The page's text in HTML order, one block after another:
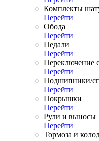
Комплекты
Перейти
Обода
Перейти
Педали
Перейти
Переключение
Перейти
Подшипники/
Перейти
Покрышки
Перейти
Рули и выносы
Перейти
Тормоза и